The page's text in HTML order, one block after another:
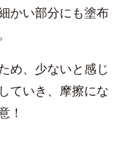
かい部分にも塗布
め、少ないと感じ
ていき、摩擦にな
！